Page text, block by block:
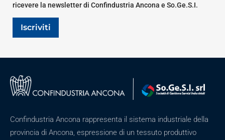
ricevere la newsletter di Confindustria Ancona e So.Ge.S.I.
Iscriviti
Confindustria Ancona rappresenta il sistema industriale della
provincia di Ancona, espressione di un tessuto produttivo